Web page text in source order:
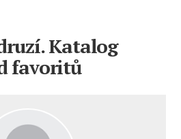
Katalog
favoritů